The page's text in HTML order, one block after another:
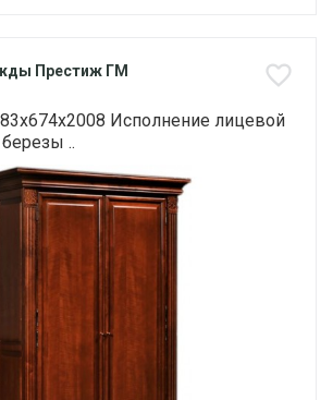
Престиж ГМ
Исполнение лицевой
..